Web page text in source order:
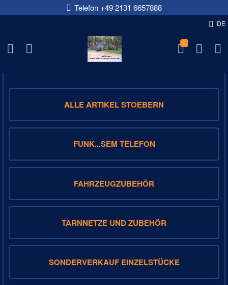
Telefon +49 2131 6657888
DE
NFM-DEPOT-SHOP
ALLE ARTIKEL STOEBERN
FUNK...SEM TELEFON
FAHRZEUGZUBEHÖR
TARNNETZE UND ZUBEHÖR
SONDERVERKAUF EINZELSTÜCKE